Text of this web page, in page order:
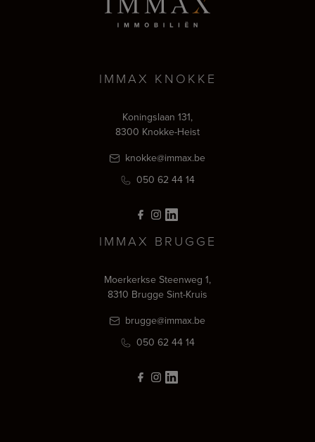
IMMAX KNOKKE
Koningslaan 131,
8300 Knokke-Heist
knokke@immax.be
050 62 44 14
IMMAX BRUGGE
Moerkerkse Steenweg 1,
8310 Brugge Sint-Kruis
brugge@immax.be
050 62 44 14